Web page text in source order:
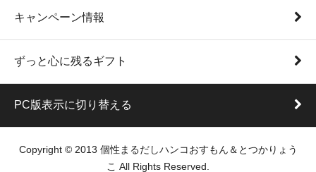
キャンペーン情報
ずっと心に残るギフト
PC版表示に切り替える
Copyright © 2013 個性まるだしハンコおすもん＆とつかりょう
こ All Rights Reserved.